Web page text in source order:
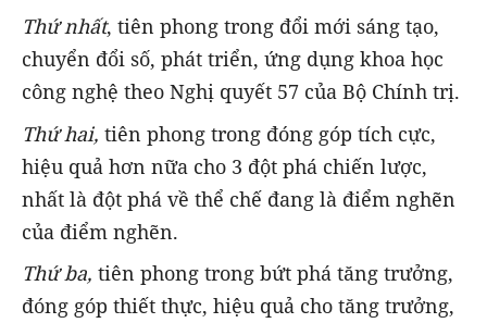
Thứ nhất, tiên phong trong đổi mới sáng tạo,
chuyển đổi số, phát triển, ứng dụng khoa học
công nghệ theo Nghị quyết 57 của Bộ Chính trị.
Thứ hai, tiên phong trong đóng góp tích cực,
hiệu quả hơn nữa cho 3 đột phá chiến lược,
nhất là đột phá về thể chế đang là điểm nghẽn
của điểm nghẽn.
Thứ ba, tiên phong trong bứt phá tăng trưởng,
đóng góp thiết thực, hiệu quả cho tăng trưởng,